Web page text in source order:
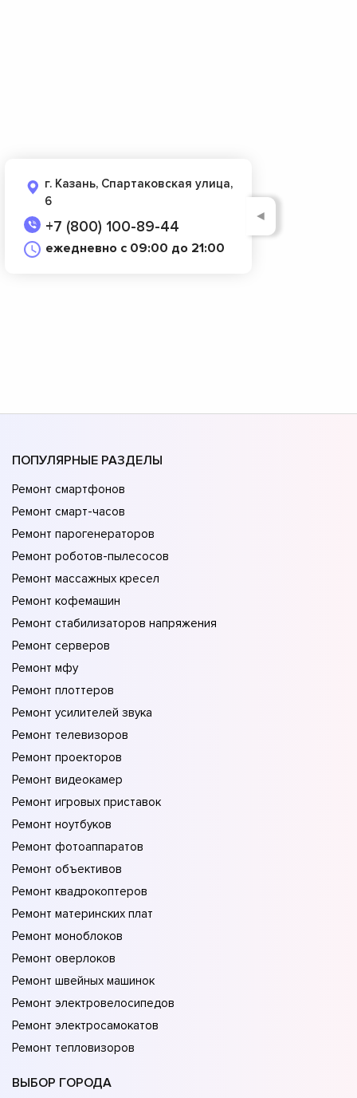
г. Казань, Спартаковская улица,
6
+7 (800) 100-89-44
ежедневно с 09:00 до 21:00
◄
ПОПУЛЯРНЫЕ РАЗДЕЛЫ
Ремонт смартфонов
Ремонт смарт-часов
Ремонт парогенераторов
Ремонт роботов-пылесосов
Ремонт массажных кресел
Ремонт кофемашин
Ремонт стабилизаторов напряжения
Ремонт серверов
Ремонт мфу
Ремонт плоттеров
Ремонт усилителей звука
Ремонт телевизоров
Ремонт проекторов
Ремонт видеокамер
Ремонт игровых приставок
Ремонт ноутбуков
Ремонт фотоаппаратов
Ремонт объективов
Ремонт квадрокоптеров
Ремонт материнских плат
Ремонт моноблоков
Ремонт оверлоков
Ремонт швейных машинок
Ремонт электровелосипедов
Ремонт электросамокатов
Ремонт тепловизоров
ВЫБОР ГОРОДА